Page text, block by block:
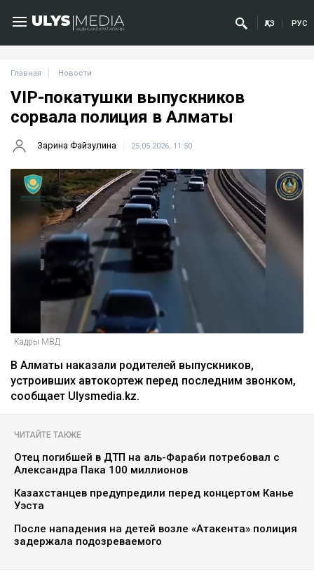
ҚАЗ РУС
Главная Новости
VIP-покатушки выпускников
сорвала полиция в Алматы
Зарина Файзулина 25.05.2026, 11:50
Кадры МВД
В Алматы наказали родителей выпускников,
устроивших автокортеж перед последним звонком,
сообщает Ulysmedia.kz.
ЧИТАЙТЕ ТАКЖЕ
Отец погибшей в ДТП на аль-Фараби потребовал с
Александра Пака 100 миллионов
Казахстанцев предупредили перед концертом Канье
Уэста
После нападения на детей возле «Атакента» полиция
задержала подозреваемого